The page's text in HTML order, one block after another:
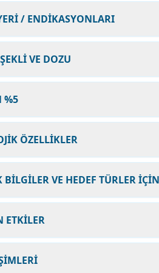
/ ENDİKASYONLARI
VE DOZU
%5
ÖZELLİKLER
VE HEDEF TÜRLER
ETKİLER